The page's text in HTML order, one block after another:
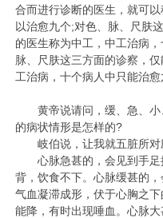
合而进行诊断的医生，就可
以治愈九个;对色、脉、尺肤
的医生称为中工，中工治病
脉、尺肤这三方面的诊察，
工治病，十个病人中只能治愈
黄帝说请问，缓、急、小
的病状情形是怎样的?
岐伯说，让我就五脏所对
心脉急甚的，会见到手足
背，饮食不下。心脉缓甚的
气血凝滞成形，伏于心胸之
能降，有时出现唾血。心脉